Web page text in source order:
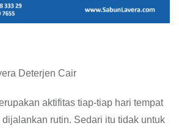
Deterjen Cair
aktifitas tiap-tiap hari tempat
rutin. Sedari itu tidak untuk